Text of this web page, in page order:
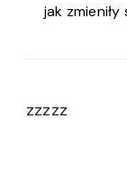
jak
zzzzz